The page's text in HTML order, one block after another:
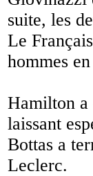
suite, les
Le
hommes
Hamilton a
laissant
Bottas a
Leclerc.